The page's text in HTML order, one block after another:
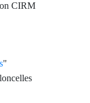
CIRM
"